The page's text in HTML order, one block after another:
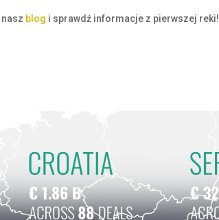
nasz blog i sprawdź informacje z pierwszej reki!